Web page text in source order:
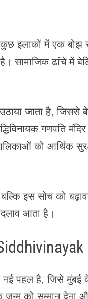
इलाकों में एक बोझ
सामाजिक ढांचे में
उठाया जाता है,
गणपति
को आर्थिक
इस सोच को
आता है।
नई पहल है, जिसे
जन्म को सम्मान